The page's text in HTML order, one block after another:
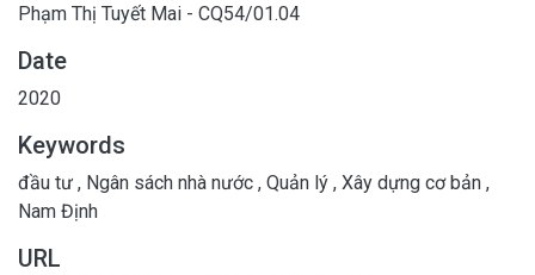
Phạm Thị Tuyết Mai - CQ54/01.04
Date
2020
Keywords
đầu tư , Ngân sách nhà nước , Quản lý , Xây dựng cơ bản ,
Nam Định
URL